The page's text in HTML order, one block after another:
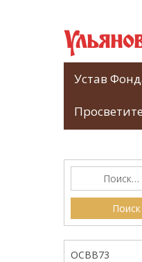
Устав
ОСВВ73